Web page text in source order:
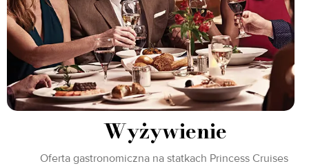
Wyżywienie
Oferta gastronomiczna na statkach Princess Cruises